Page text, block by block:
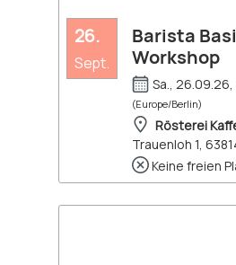
26.
Sept.
Barista
Workshop
Sa.,
(Europe/Berlin)
Rösterei
Trauenloh 1,
Keine freien